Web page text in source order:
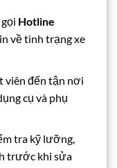
Hotline
về tình trạng xe
viên đến tận nơi
cụ và phụ
tra kỹ lưỡng,
trước khi sửa